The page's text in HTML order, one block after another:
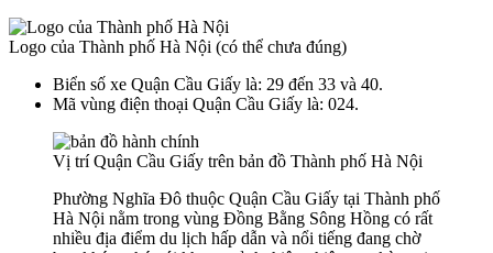
Logo của Thành phố Hà Nội (có thể chưa đúng)
Biển số xe Quận Cầu Giấy là: 29 đến 33 và 40.
Mã vùng điện thoại Quận Cầu Giấy là: 024.
Vị trí Quận Cầu Giấy trên bản đồ Thành phố Hà Nội
Phường Nghĩa Đô thuộc Quận Cầu Giấy tại Thành phố
Hà Nội nằm trong vùng Đồng Bằng Sông Hồng có rất
nhiều địa điểm du lịch hấp dẫn và nổi tiếng đang chờ